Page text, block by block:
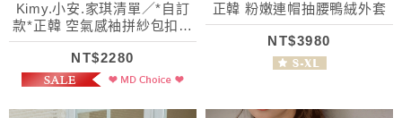
Kimy.小安.家琪清單／*自訂
款*正韓 空氣感袖拼紗包扣風
衣外套(附腰帶)
NT$2280
正韓 粉嫩連帽抽腰鴨絨外套
NT$3980